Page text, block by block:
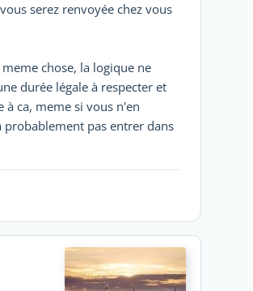
serez renvoyée chez vous
chose, la logique ne
durée légale à respecter et
ca, meme si vous n'en
probablement pas entrer dans